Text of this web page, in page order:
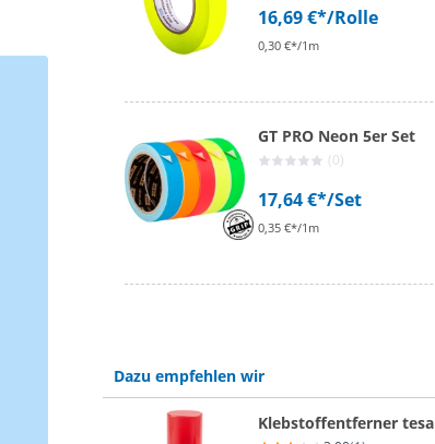
16,69 €*/Rolle
0,30 €*/1m
GT PRO Neon 5er Set
(0)
17,64 €*/Set
0,35 €*/1m
Dazu empfehlen wir
Klebstoffentferner tesa